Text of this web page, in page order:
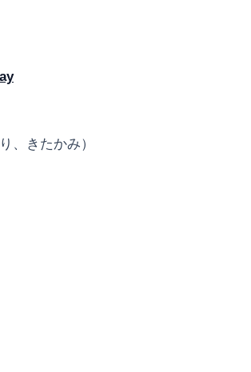
、きたかみ）